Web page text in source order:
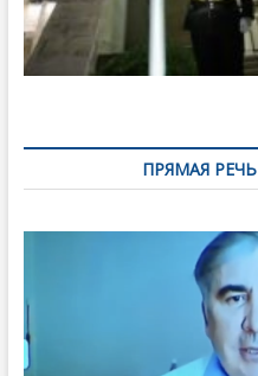
ПРЯМАЯ РЕЧЬ